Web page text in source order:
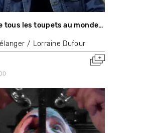
tous les toupets au monde…
Lorraine Dufour